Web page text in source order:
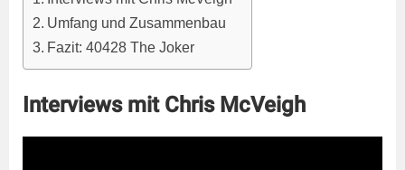
Umfang und Zusammenbau
Fazit: 40428 The Joker
Interviews mit Chris McVeigh